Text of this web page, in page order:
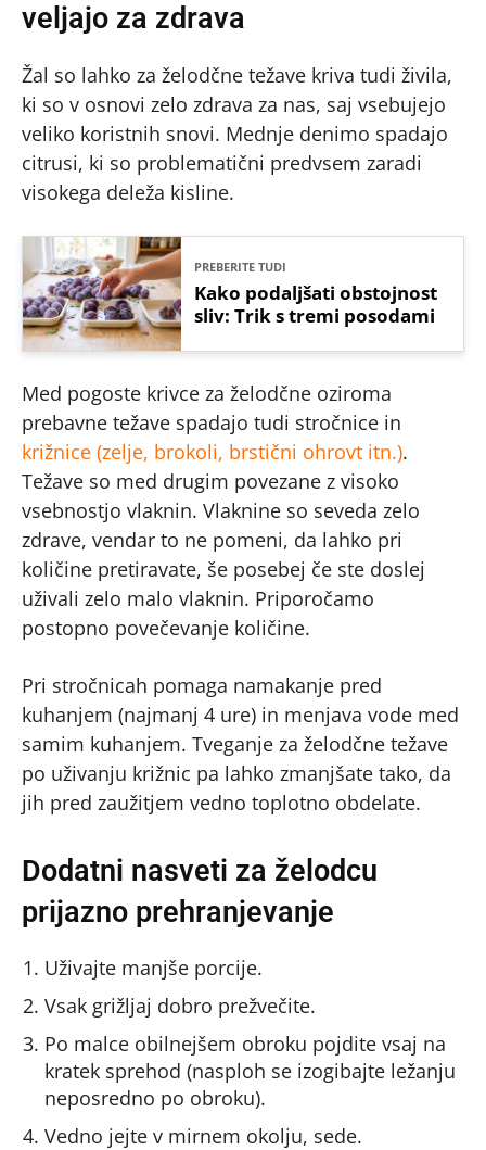
veljajo za zdrava
Žal so lahko za želodčne težave kriva tudi živila,
ki so v osnovi zelo zdrava za nas, saj vsebujejo
veliko koristnih snovi. Mednje denimo spadajo
citrusi, ki so problematični predvsem zaradi
visokega deleža kisline.
PREBERITE TUDI
Kako podaljšati obstojnost
sliv: Trik s tremi posodami
Med pogoste krivce za želodčne oziroma
prebavne težave spadajo tudi stročnice in
križnice (zelje, brokoli, brstični ohrovt itn.).
Težave so med drugim povezane z visoko
vsebnostjo vlaknin. Vlaknine so seveda zelo
zdrave, vendar to ne pomeni, da lahko pri
količine pretiravate, še posebej če ste doslej
uživali zelo malo vlaknin. Priporočamo
postopno povečevanje količine.
Pri stročnicah pomaga namakanje pred
kuhanjem (najmanj 4 ure) in menjava vode med
samim kuhanjem. Tveganje za želodčne težave
po uživanju križnic pa lahko zmanjšate tako, da
jih pred zaužitjem vedno toplotno obdelate.
Dodatni nasveti za želodcu
prijazno prehranjevanje
Uživajte manjše porcije.
Vsak grižljaj dobro prežvečite.
Po malce obilnejšem obroku pojdite vsaj na
kratek sprehod (nasploh se izogibajte ležanju
neposredno po obroku).
Vedno jejte v mirnem okolju, sede.